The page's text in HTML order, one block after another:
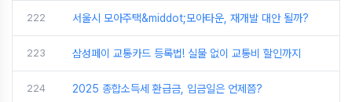
222 서울시 모아주택&middot;모아타운, 재개발 대안 될까?
223 삼성페이 교통카드 등록법! 실물 없이 교통비 할인까지
224 2025 종합소득세 환급금, 입금일은 언제쯤?